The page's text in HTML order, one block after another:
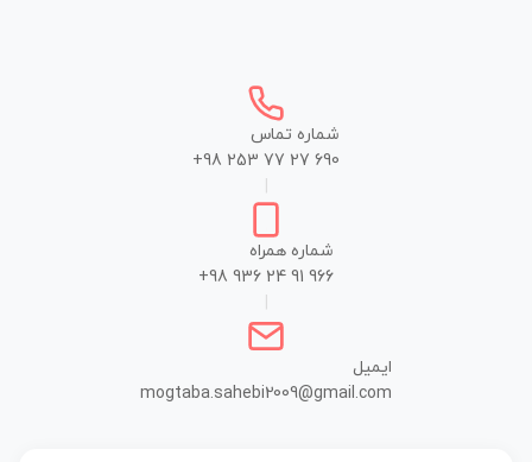
شماره تماس
+98 253 77 27 690
شماره همراه
+98 936 24 91 966
ایمیل
mogtaba.sahebi2009@gmail.com